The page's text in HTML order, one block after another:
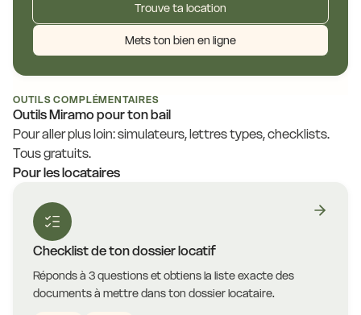
Trouve ta location
Mets ton bien en ligne
OUTILS COMPLÉMENTAIRES
Outils Miramo pour ton bail
Pour aller plus loin: simulateurs, lettres types, checklists.
Tous gratuits.
Pour les locataires
Checklist de ton dossier locatif
Réponds à 3 questions et obtiens la liste exacte des
documents à mettre dans ton dossier locataire.